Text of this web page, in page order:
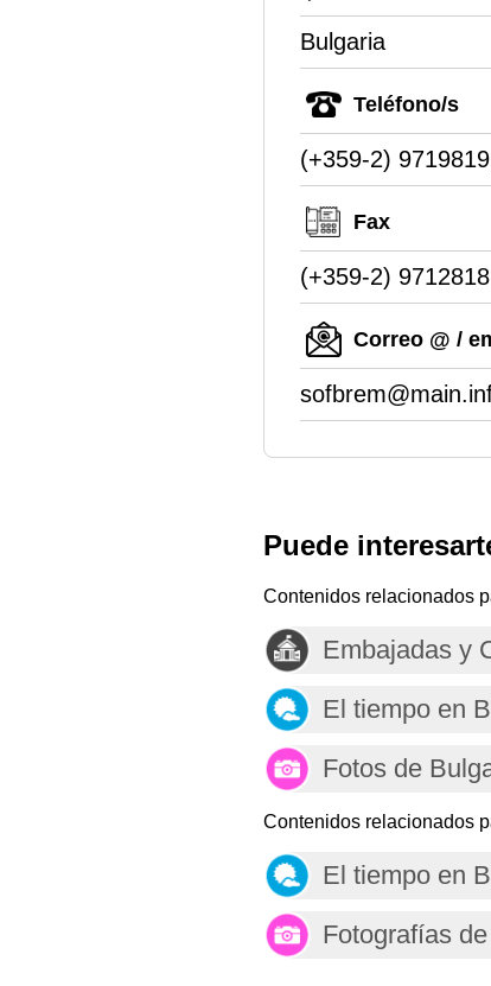
Bulgaria
Teléfono/s
(+359-2)
Fax
(+359-2) 9712818
Correo @ /
Puede
Contenidos relacionados
Embajadas y
El tiempo en
Fotos de
Contenidos relacionados
El tiempo en
Fotografías